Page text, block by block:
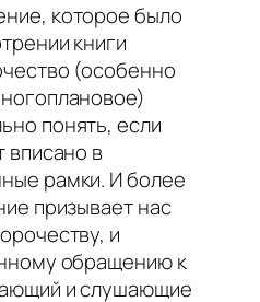
которое было
книги
(особенно
понять, если
вписано в
рамки. И более
призывает нас
и
обращению к
и слушающие